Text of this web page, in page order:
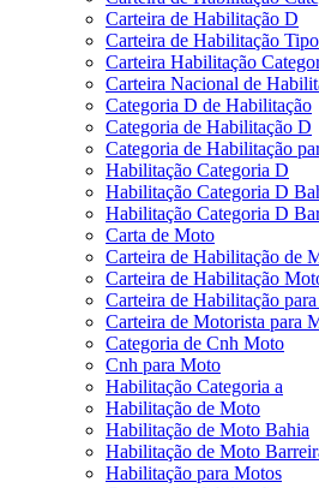
Carteira de Habilitação D
Carteira de Habilitação
Carteira Habilitação
Carteira Nacional de
Categoria D de Habilitação
Categoria de Habilitação D
Categoria de Habilitação
Habilitação Categoria D
Habilitação Categoria D
Habilitação Categoria D
Carta de Moto
Carteira de Habilitação de
Carteira de Habilitação
Carteira de Habilitação
Carteira de Motorista para
Categoria de Cnh Moto
Cnh para Moto
Habilitação Categoria a
Habilitação de Moto
Habilitação de Moto Bahia
Habilitação de Moto
Habilitação para Motos